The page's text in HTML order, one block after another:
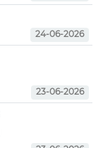
24-06-2026
23-06-2026